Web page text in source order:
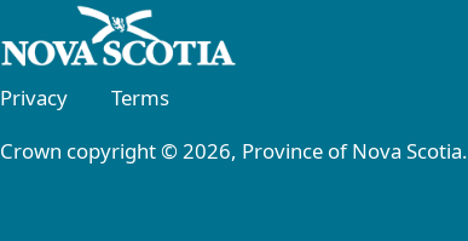
Privacy
Terms
Crown copyright © 2026, Province of Nova Scotia.